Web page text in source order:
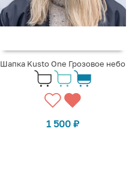
Шапка Kusto One Грозовое небо
1 500 ₽